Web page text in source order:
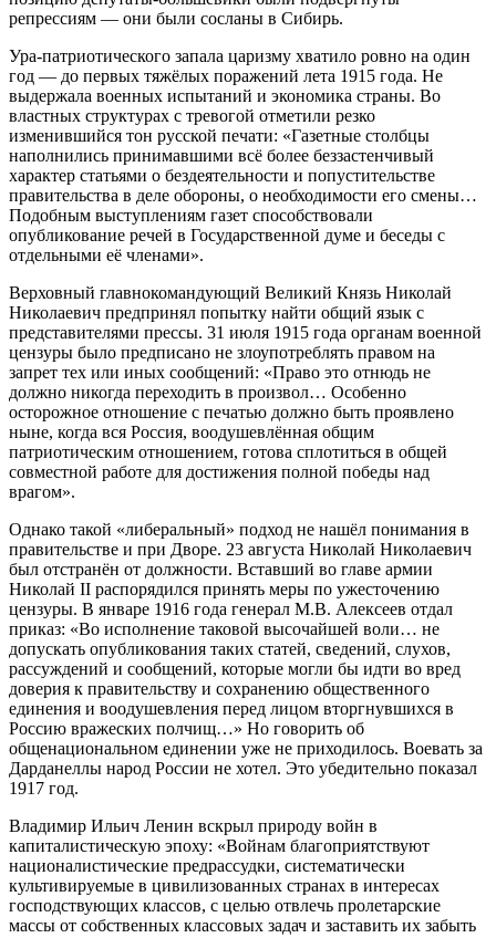
репрессиям — они были сосланы в Сибирь.
Ура-патриотического запала царизму хватило ровно на один
год — до первых тяжёлых поражений лета 1915 года. Не
выдержала военных испытаний и экономика страны. Во
властных структурах с тревогой отметили резко
изменившийся тон русской печати: «Газетные столбцы
наполнились принимавшими всё более беззастенчивый
характер статьями о бездеятельности и попустительстве
правительства в деле обороны, о необходимости его смены…
Подобным выступлениям газет способствовали
опубликование речей в Государственной думе и беседы с
отдельными её членами».
Верховный главнокомандующий Великий Князь Николай
Николаевич предпринял попытку найти общий язык с
представителями прессы. 31 июля 1915 года органам военной
цензуры было предписано не злоупотреблять правом на
запрет тех или иных сообщений: «Право это отнюдь не
должно никогда переходить в произвол… Особенно
осторожное отношение с печатью должно быть проявлено
ныне, когда вся Россия, воодушевлённая общим
патриотическим отношением, готова сплотиться в общей
совместной работе для достижения полной победы над
врагом».
Однако такой «либеральный» подход не нашёл понимания в
правительстве и при Дворе. 23 августа Николай Николаевич
был отстранён от должности. Вставший во главе армии
Николай II распорядился принять меры по ужесточению
цензуры. В январе 1916 года генерал М.В. Алексеев отдал
приказ: «Во исполнение таковой высочайшей воли… не
допускать опубликования таких статей, сведений, слухов,
рассуждений и сообщений, которые могли бы идти во вред
доверия к правительству и сохранению общественного
единения и воодушевления перед лицом вторгнувшихся в
Россию вражеских полчищ…» Но говорить об
общенациональном единении уже не приходилось. Воевать за
Дарданеллы народ России не хотел. Это убедительно показал
1917 год.
Владимир Ильич Ленин вскрыл природу войн в
капиталистическую эпоху: «Войнам благоприятствуют
националистические предрассудки, систематически
культивируемые в цивилизованных странах в интересах
господствующих классов, с целью отвлечь пролетарские
массы от собственных классовых задач и заставить их забыть